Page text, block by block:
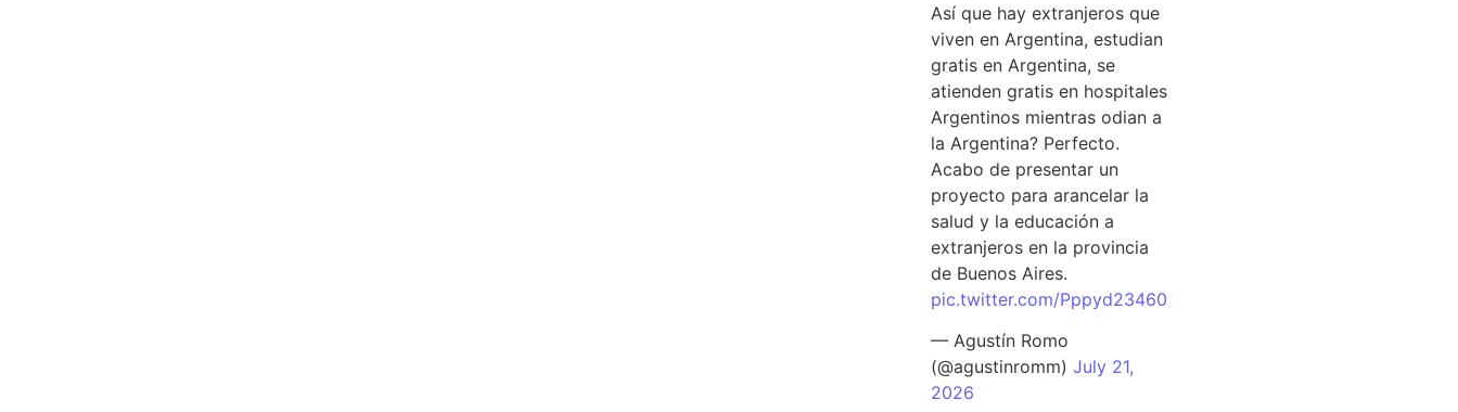
Así que hay extranjeros que
viven en Argentina, estudian
gratis en Argentina, se
atienden gratis en hospitales
Argentinos mientras odian a
la Argentina? Perfecto.
Acabo de presentar un
proyecto para arancelar la
salud y la educación a
extranjeros en la provincia
de Buenos Aires.
pic.twitter.com/Pppyd23460
— Agustín Romo
(@agustinromm)July 21,
2026